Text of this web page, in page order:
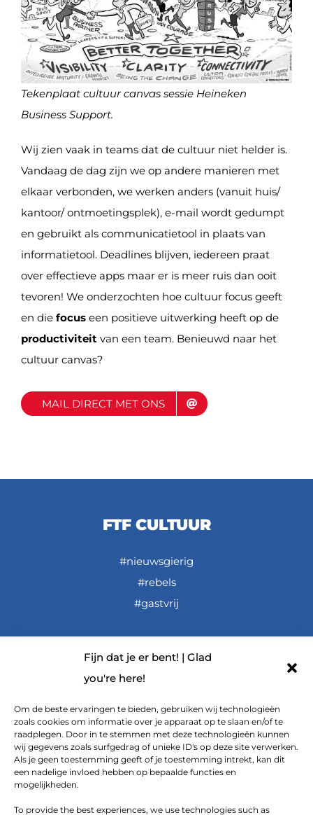
Fijn dat je er bent! | Glad
you're here!
Om de beste ervaringen te bieden, gebruiken wij technologieën
zoals cookies om informatie over je apparaat op te slaan en/of te
raadplegen. Door in te stemmen met deze technologieën kunnen
wij gegevens zoals surfgedrag of unieke ID's op deze site verwerken.
Als je geen toestemming geeft of je toestemming intrekt, kan dit
een nadelige invloed hebben op bepaalde functies en
mogelijkheden.
To provide the best experiences, we use technologies such as
Tekenplaat cultuur canvas sessie Heineken
Business Support.
Wij zien vaak in teams dat de cultuur niet helder is.
Vandaag de dag zijn we op andere manieren met
elkaar verbonden, we werken anders (vanuit huis/
kantoor/ ontmoetingsplek), e-mail wordt gedumpt
en gebruikt als communicatietool in plaats van
informatietool. Deadlines blijven, iedereen praat
over effectieve apps maar er is meer ruis dan ooit
tevoren! We onderzochten hoe cultuur focus geeft
en diefocuseen positieve uitwerking heeft op de
productiviteitvan een team. Benieuwd naar het
cultuur canvas?
MAIL DIRECT MET ONS
FTF CULTUUR
#nieuwsgierig
#rebels
#gastvrij
LINKS
FTF De Podcast
FTF op YouTube
Downloads